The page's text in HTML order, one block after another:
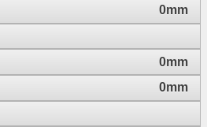
0mm
0mm
0mm